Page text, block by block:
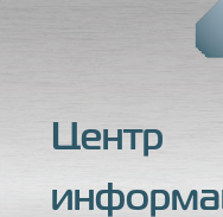
Центр